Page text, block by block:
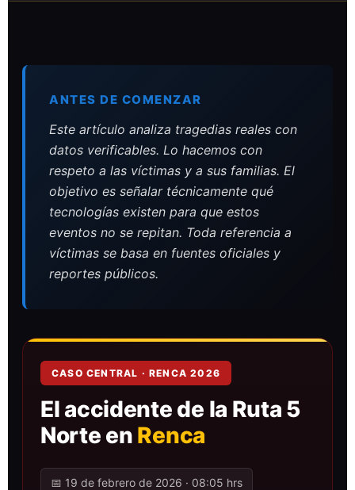
ANTES DE COMENZAR
Este artículo analiza tragedias reales con
datos verificables. Lo hacemos con
respeto a las víctimas y a sus familias. El
objetivo es señalar técnicamente qué
tecnologías existen para que estos
eventos no se repitan. Toda referencia a
víctimas se basa en fuentes oficiales y
reportes públicos.
CASO CENTRAL · RENCA 2026
El accidente de la Ruta 5
Norte en Renca
📅 19 de febrero de 2026 · 08:05 hrs